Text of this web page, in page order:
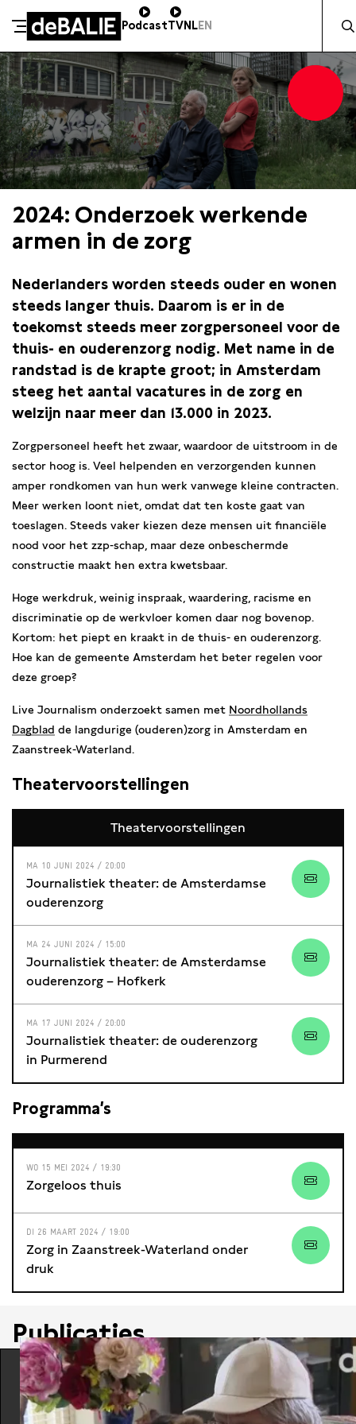
Meteen naar de content
De Balie
PodcastTVNLEN
2024: Onderzoek werkende
armen in de zorg
Nederlanders worden steeds ouder en wonen
steeds langer thuis. Daarom is er in de
toekomst steeds meer zorgpersoneel voor de
thuis- en ouderenzorg nodig. Met name in de
randstad is de krapte groot; in Amsterdam
steeg het aantal vacatures in de zorg en
welzijn naar meer dan 13.000 in 2023.
Zorgpersoneel heeft het zwaar, waardoor de uitstroom in de
sector hoog is. Veel helpenden en verzorgenden kunnen
amper rondkomen van hun werk vanwege kleine contracten.
Meer werken loont niet, omdat dat ten koste gaat van
toeslagen. Steeds vaker kiezen deze mensen uit financiële
nood voor het zzp-schap, maar deze onbeschermde
constructie maakt hen extra kwetsbaar.
Hoge werkdruk, weinig inspraak, waardering, racisme en
discriminatie op de werkvloer komen daar nog bovenop.
Kortom: het piept en kraakt in de thuis- en ouderenzorg.
Hoe kan de gemeente Amsterdam het beter regelen voor
deze groep?
Live Journalism onderzoekt samen met Noordhollands
Dagblad de langdurige (ouderen)zorg in Amsterdam en
Zaanstreek-Waterland.
Theatervoorstellingen
Theatervoorstellingen
MA 10 JUNI 2024 / 20:00
Journalistiek theater: de Amsterdamse
ouderenzorg
MA 24 JUNI 2024 / 15:00
Journalistiek theater: de Amsterdamse
ouderenzorg – Hofkerk
MA 17 JUNI 2024 / 20:00
Journalistiek theater: de ouderenzorg
in Purmerend
Programma’s
WO 15 MEI 2024 / 19:30
Zorgeloos thuis
DI 26 MAART 2024 / 19:00
Zorg in Zaanstreek-Waterland onder
druk
Publicaties